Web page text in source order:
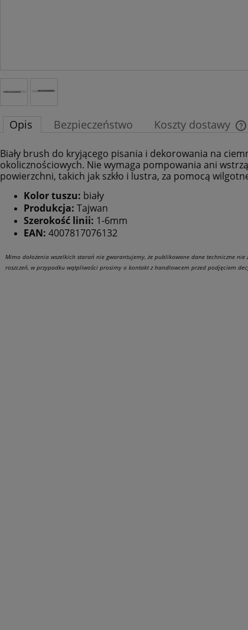
Opis Bezpieczeństwo Koszty dostawy
Biały brush do kryjącego pisania i dekorowania na
okolicznościowych. Nie wymaga pompowania ani
powierzchni, takich jak szkło i lustra, za pomocą
Kolor tuszu: biały
Produkcja: Tajwan
Szerokość linii: 1-6mm
EAN: 4007817076132
Mimo dołożenia wszelkich starań nie gwarantujemy, że publikowane dane techniczne
roszczeń, w przypadku wątpliwości prosimy o kontakt z handlowcem przed podjęciem